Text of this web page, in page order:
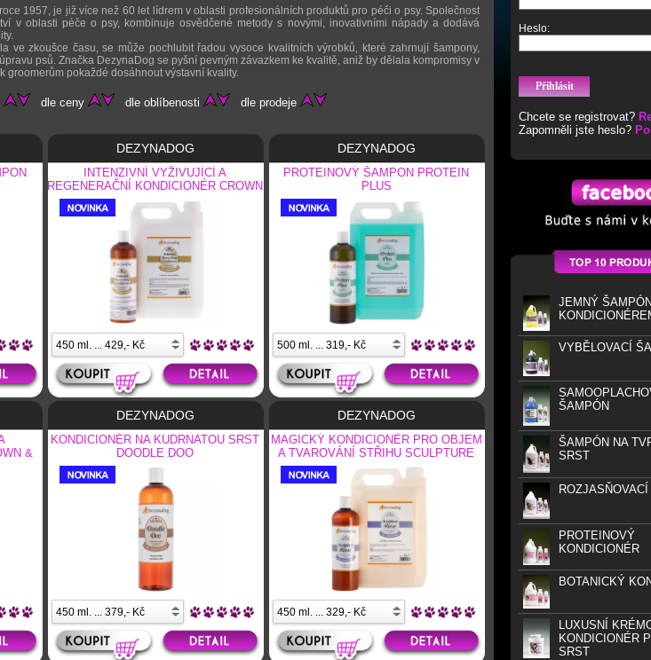
Heslo:
Chcete se registrovat?
Zapomněli jste heslo?
JEMNÝ
VYBĚLOVACÍ
ŠAMPÓN
ŠAMPÓN NA
SRST
PROTEINOVÝ
KONDICIONÉR
BOTANICKÝ
LUXUSNÍ
KONDICIONÉR
SRST
1957, je již více než 60 let lídrem v oblasti profesionálních produktů pro péči o psy. Společnost
v oblasti péče o psy, kombinuje osvědčené metody s novými, inovativními nápady a dodává
ve zkoušce času, se může pochlubit řadou vysoce kvalitních výrobků, které zahrnují šampony,
psů. Značka DezynaDog se pyšní pevným závazkem ke kvalitě, aniž by dělala kompromisy v
groomerům pokaždé dosáhnout výstavní kvality.
dle ceny dle oblíbenosti dle prodeje
DEZYNADOG
INTENZIVNÍ VYŽIVUJÍCÍ A
REGENERAČNÍ KONDICIONÉR CROWN
& GLORY
DEZYNADOG
PROTEINOVÝ ŠAMPON PROTEIN
PLUS
&
DEZYNADOG
KONDICIONÉR NA KUDRNATOU SRST
DOODLE DOO
DEZYNADOG
MAGICKÝ KONDICIONÉR PRO OBJEM
A TVAROVÁNÍ STŘIHU SCULPTURE
RINSE